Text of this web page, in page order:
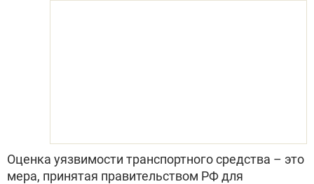
Оценка уязвимости транспортного средства – это
мера, принятая правительством РФ для